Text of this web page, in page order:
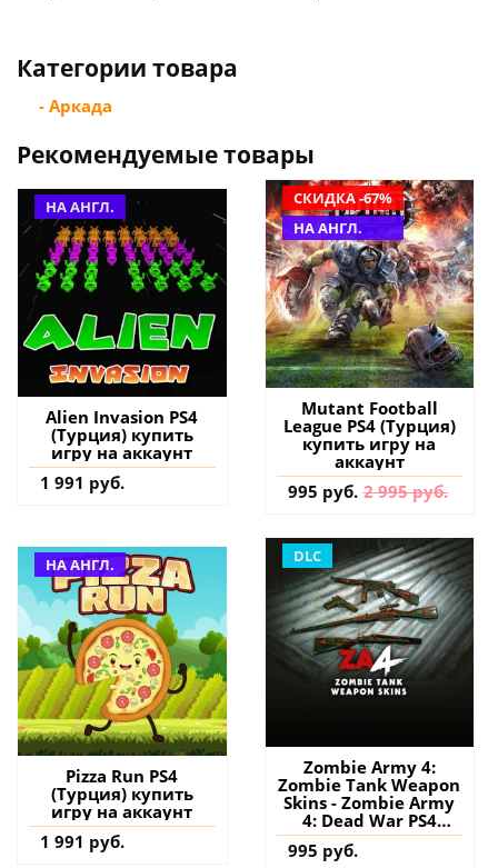
Категории товара
- Аркада
Рекомендуемые товары
НА АНГЛ.
Alien Invasion PS4
(Турция) купить
игру на аккаунт
1 991 руб.
СКИДКА -67%
НА АНГЛ.
Mutant Football
League PS4 (Турция)
купить игру на
аккаунт
995 руб. 2 995 руб.
НА АНГЛ.
Pizza Run PS4
(Турция) купить
игру на аккаунт
1 991 руб.
DLC
Zombie Army 4:
Zombie Tank Weapon
Skins - Zombie Army
4: Dead War PS4
(Турция) купить
дополнение на
995 руб.